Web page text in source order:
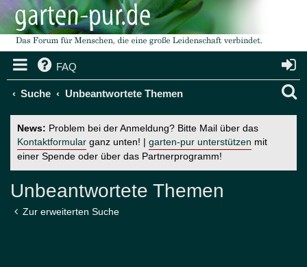
FAQ
Suche Unbeantwortete Themen
News: Problem bei der Anmeldung? Bitte Mail über das
Kontaktformular ganz unten! | garten-pur unterstützen mit
einer Spende oder über das Partnerprogramm!
Unbeantwortete Themen
Zur erweiterten Suche